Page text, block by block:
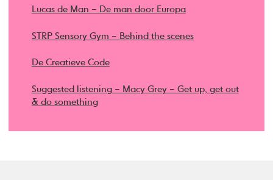
Lucas de Man – De man door Europa
STRP Sensory Gym – Behind the scenes
De Creatieve Code
Suggested listening – Macy Grey – Get up, get out
& do something